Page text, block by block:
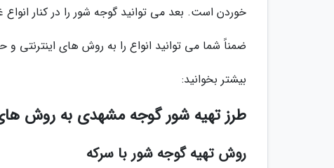
خوردن است. بعد می توانید گوجه شور را در کنار انواع
ضمناً شما می توانید انواع را به روش های اینترنتی
بیشتر بخوانید:
طرز تهیه شور گوجه مشهدی به روش
روش تهیه گوجه شور با سرکه